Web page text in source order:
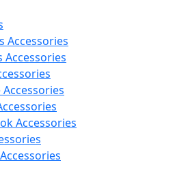
Accessories
Accessories
Accessories